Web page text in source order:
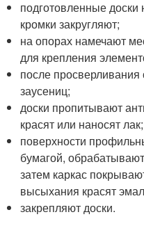
подготовленные доски
кромки закругляют;
на опорах намечают
для крепления
после
заусениц;
доски пропитывают
красят или наносят лак;
поверхности
бумагой,
затем каркас
высыхания красят
закрепляют доски.